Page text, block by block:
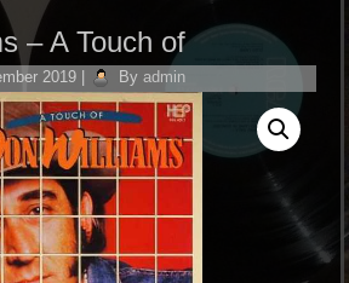
– A Touch of
2019 By admin